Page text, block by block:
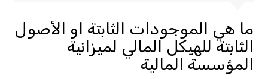
ما هي الموجودات الثابتة او الأصول
الثابتة للهيكل المالي لميزانية
المؤسسة المالية